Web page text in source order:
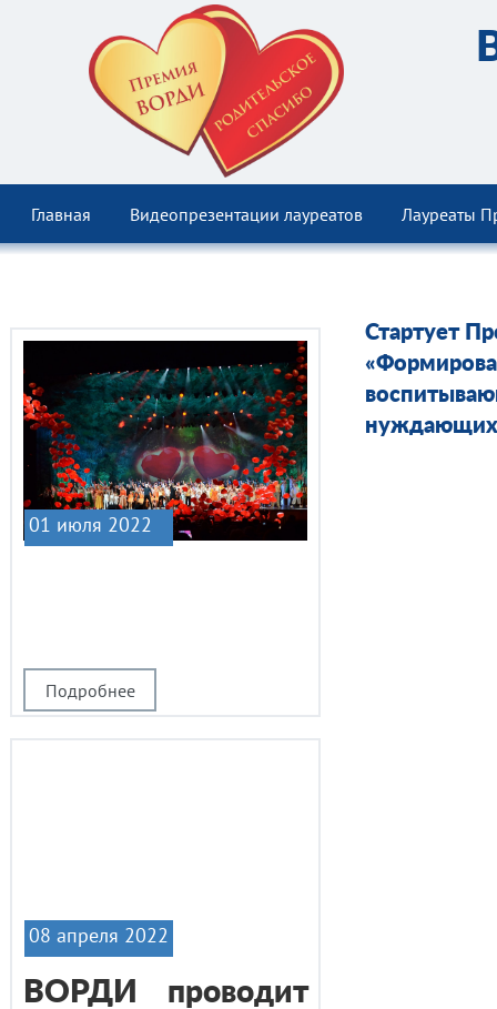
Главная Видеопрезентации лауреатов Лауреаты
Стартует
Подробнее
01 июля 2022
ВОРДИ проводит
08 апреля 2022